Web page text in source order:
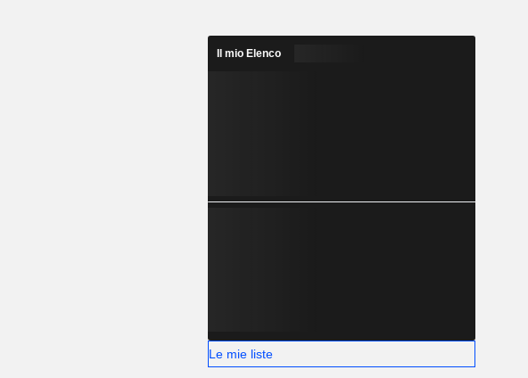
Il mio Elenco
Le mie liste